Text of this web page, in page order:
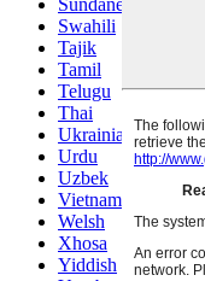
Sundanese
Swahili
Tajik
Tamil
Telugu
Thai
Ukrainian
Urdu
Uzbek
Vietnamese
Welsh
Xhosa
Yiddish